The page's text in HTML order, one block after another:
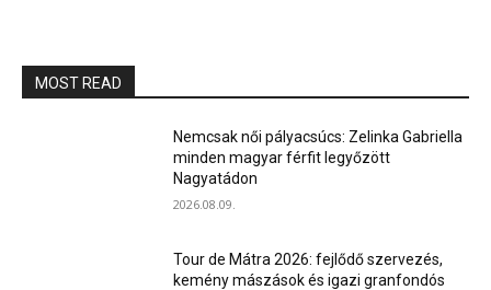
MOST READ
Nemcsak női pályacsúcs: Zelinka Gabriella
minden magyar férfit legyőzött
Nagyatádon
2026.08.09.
Tour de Mátra 2026: fejlődő szervezés,
kemény mászások és igazi granfondós